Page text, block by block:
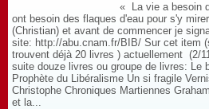
« La vie a besoin
ont besoin des flaques d'eau pour s'y
(Christian) et avant de commencer je
site: http://abu.cnam.fr/BIB/ Sur cet item
trouvent déjà 20 livres ) actuellement (2/
suite douze livres ou groupe de livres: Le
Prophète du Libéralisme Un si fragile
Christophe Chroniques Martiennes
et la...